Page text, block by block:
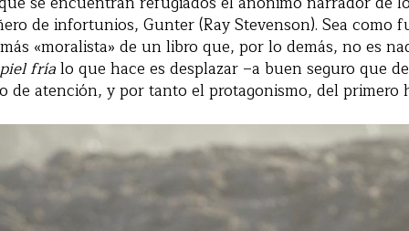
de infortunios, Gunter (Ray Stevenson). Sea como
«moralista» de un libro que, por lo demás, no es
fríalo que hace es desplazar –a buen seguro que
de atención, y por tanto el protagonismo, del primero